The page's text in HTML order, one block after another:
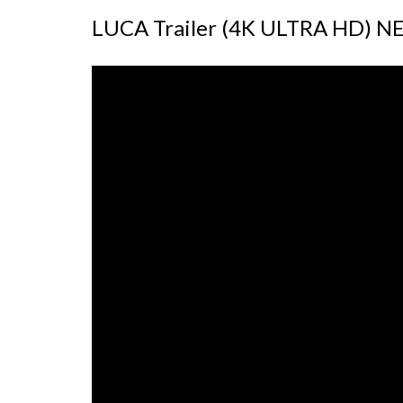
LUCA Trailer (4K ULTRA HD)